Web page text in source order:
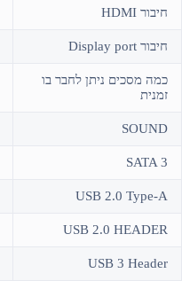
חיבור HDMI
חיבור Display port
כמה מסכים ניתן לחבר בו
זמנית
SOUND
SATA 3
USB 2.0 Type-A
USB 2.0 HEADER
USB 3 Header